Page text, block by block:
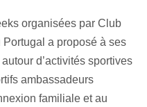
organisées par Club
a proposé à ses
d’activités sportives
ambassadeurs
familiale et au